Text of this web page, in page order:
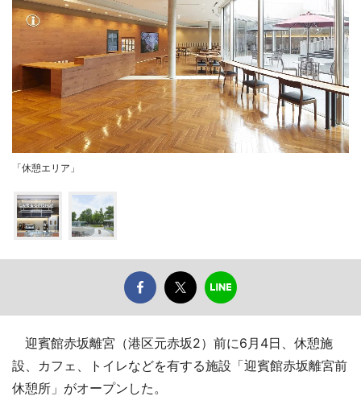
「休憩エリア」
迎賓館赤坂離宮（港区元赤坂2）前に6月4日、休憩施
設、カフェ、トイレなどを有する施設「迎賓館赤坂離宮前
休憩所」がオープンした。